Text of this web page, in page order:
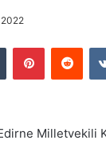
2022
Tumblr Pinterest
Milletvekili